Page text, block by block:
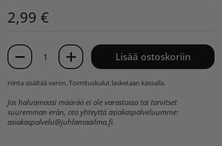
2,99 €
Määrä
Lisää ostoskoriin
Hinta sisältää veron.Toimituskulut lasketaan kassalla.
Jos haluamaasi määrää ei ole varastossa tai tarvitset
suuremman erän, ota yhteyttä asiakaspalveluumme:
asiakaspalvelu@juhlamaailma.fi.